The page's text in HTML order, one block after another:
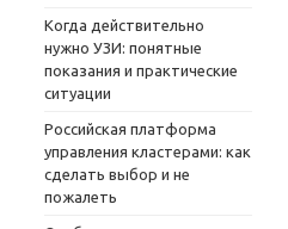
Когда действительно
нужно УЗИ: понятные
показания и практические
ситуации
Российская платформа
управления кластерами: как
сделать выбор и не
пожалеть